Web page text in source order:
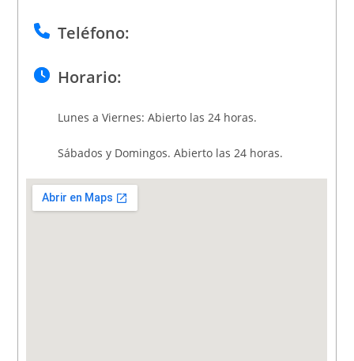
Teléfono:
Horario:
Lunes a Viernes: Abierto las 24 horas.
Sábados y Domingos. Abierto las 24 horas.